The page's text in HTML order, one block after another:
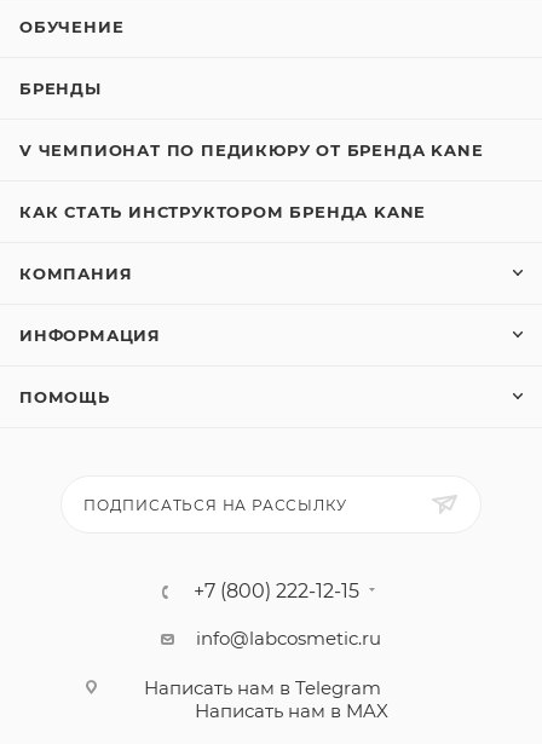
ОБУЧЕНИЕ
БРЕНДЫ
V ЧЕМПИОНАТ ПО ПЕДИКЮРУ ОТ БРЕНДА KANE
КАК СТАТЬ ИНСТРУКТОРОМ БРЕНДА KANE
КОМПАНИЯ
ИНФОРМАЦИЯ
ПОМОЩЬ
ПОДПИСАТЬСЯ НА РАССЫЛКУ
+7 (800) 222-12-15
info@labcosmetic.ru
Написать нам в Telegram
Написать нам в MAX